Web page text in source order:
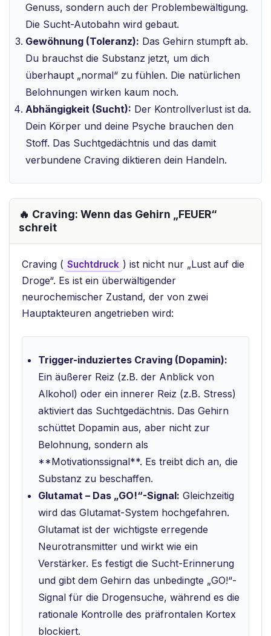
Genuss, sondern auch der Problembewältigung.
Die Sucht-Autobahn wird gebaut.
Gewöhnung (Toleranz): Das Gehirn stumpft ab.
Du brauchst die Substanz jetzt, um dich
überhaupt „normal“ zu fühlen. Die natürlichen
Belohnungen wirken kaum noch.
Abhängigkeit (Sucht): Der Kontrollverlust ist da.
Dein Körper und deine Psyche brauchen den
Stoff. Das Suchtgedächtnis und das damit
verbundene Craving diktieren dein Handeln.
🔥 Craving: Wenn das Gehirn „FEUER“
schreit
Craving ( Suchtdruck ) ist nicht nur „Lust auf die
Droge“. Es ist ein überwältigender
neurochemischer Zustand, der von zwei
Hauptakteuren angetrieben wird:
Trigger-induziertes Craving (Dopamin):
Ein äußerer Reiz (z.B. der Anblick von
Alkohol) oder ein innerer Reiz (z.B. Stress)
aktiviert das Suchtgedächtnis. Das Gehirn
schüttet Dopamin aus, aber nicht zur
Belohnung, sondern als
**Motivationssignal**. Es treibt dich an, die
Substanz zu beschaffen.
Glutamat – Das „GO!“-Signal: Gleichzeitig
wird das Glutamat-System hochgefahren.
Glutamat ist der wichtigste erregende
Neurotransmitter und wirkt wie ein
Verstärker. Es festigt die Sucht-Erinnerung
und gibt dem Gehirn das unbedingte „GO!“-
Signal für die Drogensuche, während es die
rationale Kontrolle des präfrontalen Kortex
blockiert.